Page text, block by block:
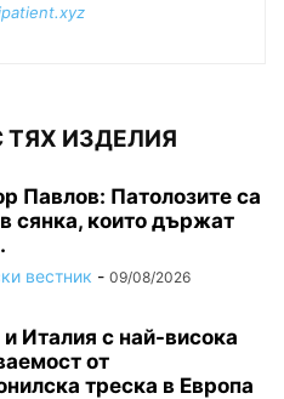
ТЯХ ИЗДЕЛИЯ
Павлов: Патолозите са
сянка, които държат
вестник - 09/08/2026
Италия с най-висока
от
треска в Европа